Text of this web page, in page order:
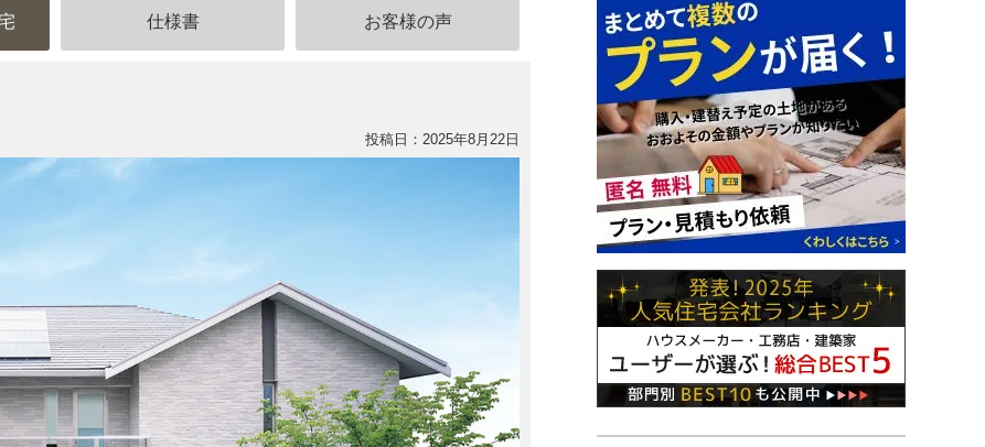
仕様書 お客様の声
投稿日：2025年8月22日